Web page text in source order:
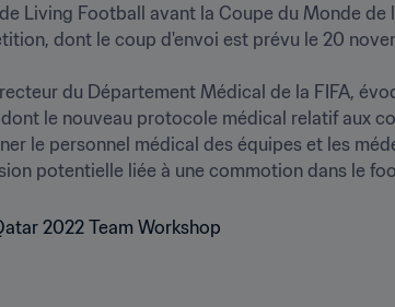
Living Football avant la Coupe du Monde
dont le coup d'envoi est prévu le 20
du Département Médical de la FIFA,
le nouveau protocole médical relatif aux
le personnel médical des équipes et les